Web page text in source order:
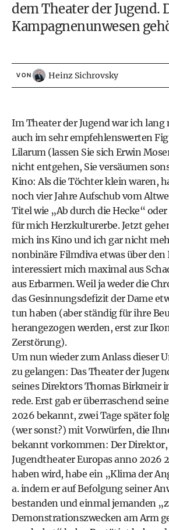
dem Theater der Jugend.
Kampagnenunwesen
VON Heinz Sichrovsky
ImTheater der Jugendwar ich lang
auch im sehr empfehlenswerten
Lilarum (lassen Sie sich Erwin
nicht entgehen, Sie versäumen
Kino: Als die Töchter klein waren,
noch vier Jahre Aufschub vom
Titel wie „Ab durch die Hecke“
für mich Herzkulturerbe. Jetzt
mich ins Kino und ich gar nicht
nonbinäre Filmdiva etwas über den
interessiert mich maximal aus
aus Erbarmen. Weil ja weder die
das Gesinnungsdefizit der Dame
tun haben (aber ständig für ihre
herangezogen werden, erst zur
Zerstörung).
Um nun wieder zum Anlass dieser
zu gelangen: Das Theater der
seines Direktors Thomas Birkmeir
rede. Erst gab er überraschend
2026 bekannt, zwei Tage später
(wer sonst?) mit Vorwürfen, die
bekannt vorkommen: Der Direktor,
Jugendtheater Europas anno 2026
haben wird, habe ein „Klima der
a. indem er auf Befolgung seiner
bestanden und einmal jemanden
Demonstrations­zwecken am Arm